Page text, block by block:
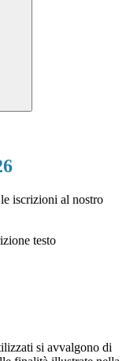
iscrizioni al nostro
si avvalgono di